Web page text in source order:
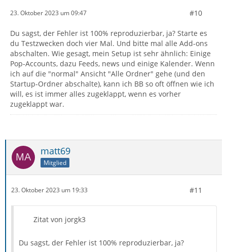
23. Oktober 2023 um 09:47 #10
Du sagst, der Fehler ist 100% reproduzierbar, ja? Starte es
du Testzwecken doch vier Mal. Und bitte mal alle Add-ons
abschalten. Wie gesagt, mein Setup ist sehr ähnlich: Einige
Pop-Accounts, dazu Feeds, news und einige Kalender. Wenn
ich auf die "normal" Ansicht "Alle Ordner" gehe (und den
Startup-Ordner abschalte), kann ich BB so oft öffnen wie ich
will, es ist immer alles zugeklappt, wenn es vorher
zugeklappt war.
matt69
Mitglied
23. Oktober 2023 um 19:33 #11
Zitat von jorgk3
Du sagst, der Fehler ist 100% reproduzierbar, ja?